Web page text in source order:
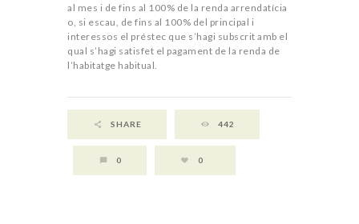
al mes i de fins al 100% de la renda arrendatícia
o, si escau, de fins al 100% del principal i
interessos el préstec que s’hagi subscrit amb el
qual s’hagi satisfet el pagament de la renda de
l’habitatge habitual.
Summary
SHARE 442
0 0